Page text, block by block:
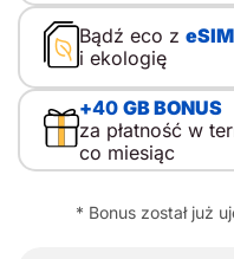
Bądź eco z eSIM
i ekologię
+40 GB BONUS
za płatność w
co miesiąc
* Bonus został już